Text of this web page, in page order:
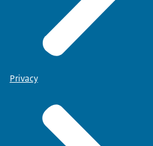
Privacy